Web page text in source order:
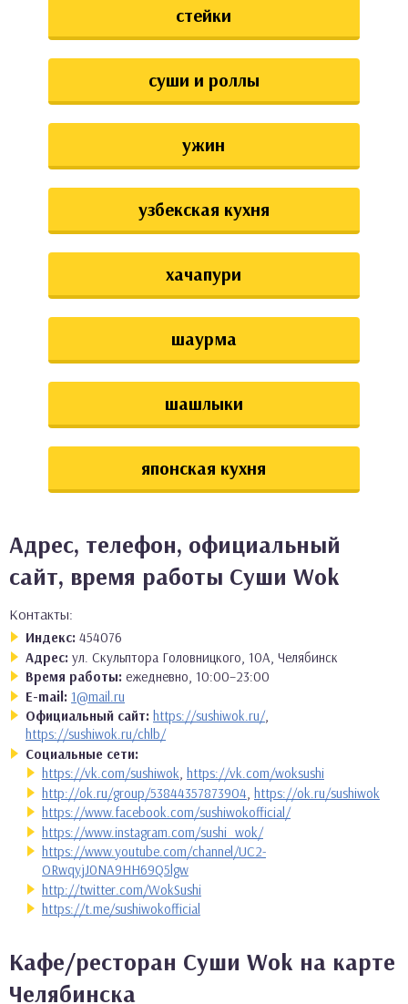
стейки
суши и роллы
ужин
узбекская кухня
хачапури
шаурма
шашлыки
японская кухня
Адрес, телефон, официальный
сайт, время работы Суши Wok
Контакты:
Индекс: 454076
Адрес: ул. Скульптора Головницкого, 10А, Челябинск
Время работы: ежедневно, 10:00–23:00
E-mail: 1@mail.ru
Официальный сайт: https://sushiwok.ru/,
https://sushiwok.ru/chlb/
Социальные сети:
https://vk.com/sushiwok, https://vk.com/woksushi
http://ok.ru/group/53844357873904 https://ok.ru/sushiwok
https://www.facebook.com/sushiwokofficial/
https://www.instagram.com/sushi_wok/
https://www.youtube.com/channel/UC2-
ORwqyjJ0NA9HH69Q5lgw
http://twitter.com/WokSushi
https://t.me/sushiwokofficial
Кафе/ресторан Суши Wok на карте
Челябинска